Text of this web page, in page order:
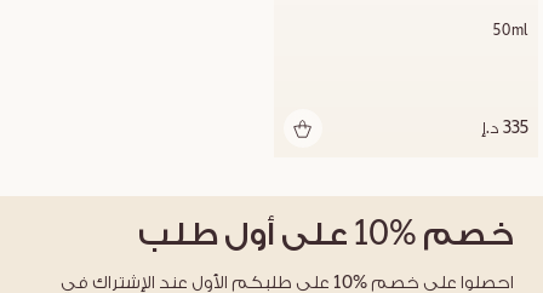
50ml
335 د.إ
خصم %10 على أول طلب
احصلوا على خصم %10 على طلبكم الأول عند الإشتراك في